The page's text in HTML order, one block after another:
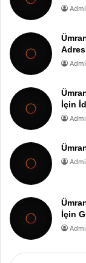
İçin
İçin